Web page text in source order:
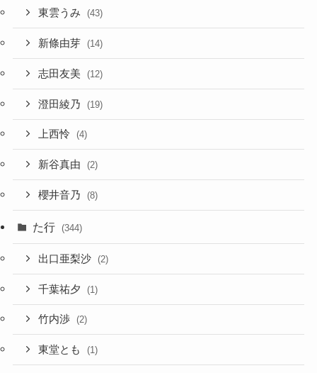
東雲うみ (43)
新條由芽 (14)
志田友美 (12)
澄田綾乃 (19)
上西怜 (4)
新谷真由 (2)
櫻井音乃 (8)
た行 (344)
出口亜梨沙 (2)
千葉祐夕 (1)
竹内渉 (2)
東堂とも (1)